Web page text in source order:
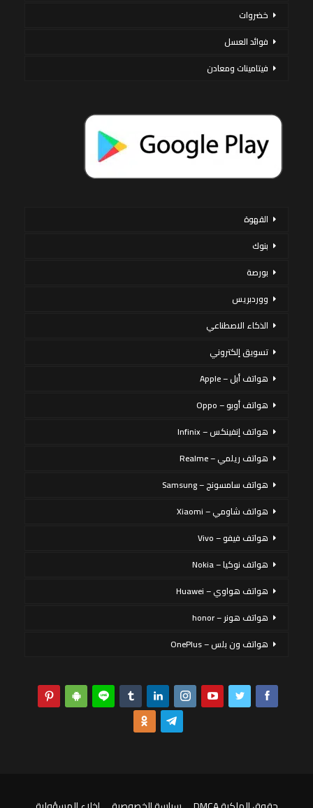
خضروات
فوائد العسل
فيتامينات ومعادن
القهوة
بنوك
بورصة
ووردبريس
الذكاء الاصطناعي
تسويق إلكتروني
هواتف أبل – Apple
هواتف أوبو – Oppo
هواتف إنفينكس – Infinix
هواتف ريلمي – Realme
هواتف سامسونج – Samsung
هواتف شاومي – Xiaomi
هواتف فيفو – Vivo
هواتف نوكيا – Nokia
هواتف هواوي – Huawei
هواتف هونر – honor
هواتف ون بلس – OnePlus